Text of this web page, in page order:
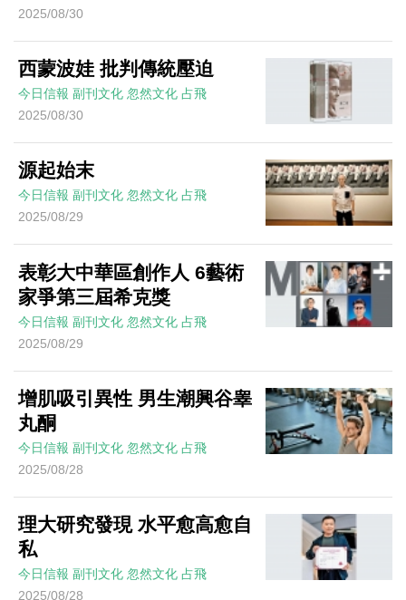
2025/08/30
西蒙波娃 批判傳統壓迫
今日信報 副刊文化 忽然文化 占飛
2025/08/30
源起始末
今日信報 副刊文化 忽然文化 占飛
2025/08/29
表彰大中華區創作人 6藝術
家爭第三屆希克獎
今日信報 副刊文化 忽然文化 占飛
2025/08/29
增肌吸引異性 男生潮興谷睾
丸酮
今日信報 副刊文化 忽然文化 占飛
2025/08/28
理大研究發現 水平愈高愈自
私
今日信報 副刊文化 忽然文化 占飛
2025/08/28